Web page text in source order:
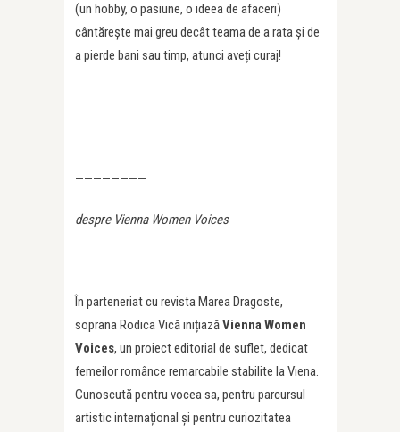
(un hobby, o pasiune, o ideea de afaceri)
cântărește mai greu decât teama de a rata și de
a pierde bani sau timp, atunci aveți curaj!
————————
despre Vienna Women Voices
În parteneriat cu revista Marea Dragoste,
soprana Rodica Vică inițiazăVienna Women
Voices, un proiect editorial de suflet, dedicat
femeilor românce remarcabile stabilite la Viena.
Cunoscută pentru vocea sa, pentru parcursul
artistic internațional și pentru curiozitatea